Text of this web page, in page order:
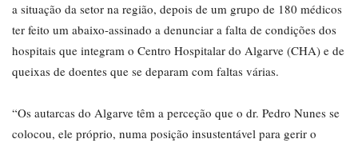
a situação da setor na região, depois de um grupo de 180 médicos
ter feito um abaixo-assinado a denunciar a falta de condições dos
hospitais que integram o Centro Hospitalar do Algarve (CHA) e de
queixas de doentes que se deparam com faltas várias.
“Os autarcas do Algarve têm a perceção que o dr. Pedro Nunes se
colocou, ele próprio, numa posição insustentável para gerir o